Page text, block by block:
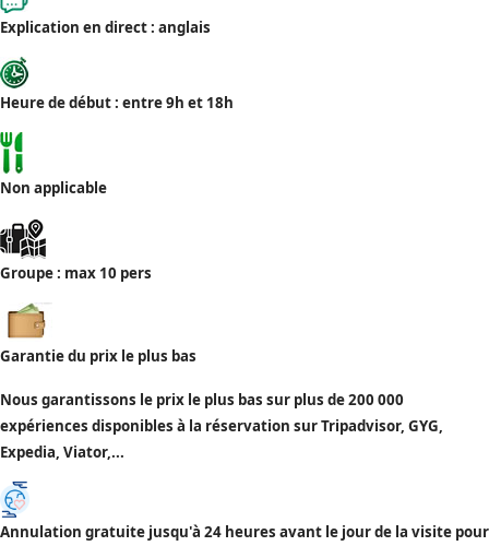
Explication en direct : anglais
Heure de début : entre 9h et 18h
Non applicable
Groupe : max 10 pers
Garantie du prix le plus bas
Nous garantissons le prix le plus bas sur plus de 200 000
expériences disponibles à la réservation sur Tripadvisor, GYG,
Expedia, Viator,...
Annulation gratuite jusqu'à 24 heures avant le jour de la visite pour